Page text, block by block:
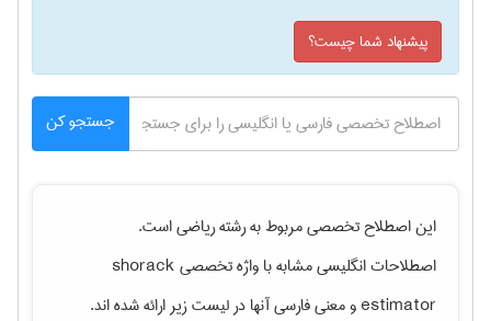
پیشنهاد شما چیست؟
جستجو کن
این اصطلاح تخصصی مربوط به رشتهرياضیاست.
اصطلاحات انگلیسی مشابه با واژه تخصصیshorack
estimatorو معنی فارسی آنها در لیست زیر ارائه شده اند.